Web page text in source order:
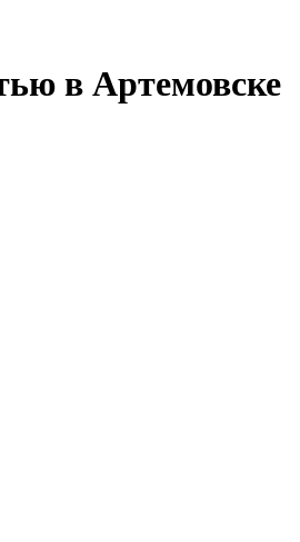
в Артемовске